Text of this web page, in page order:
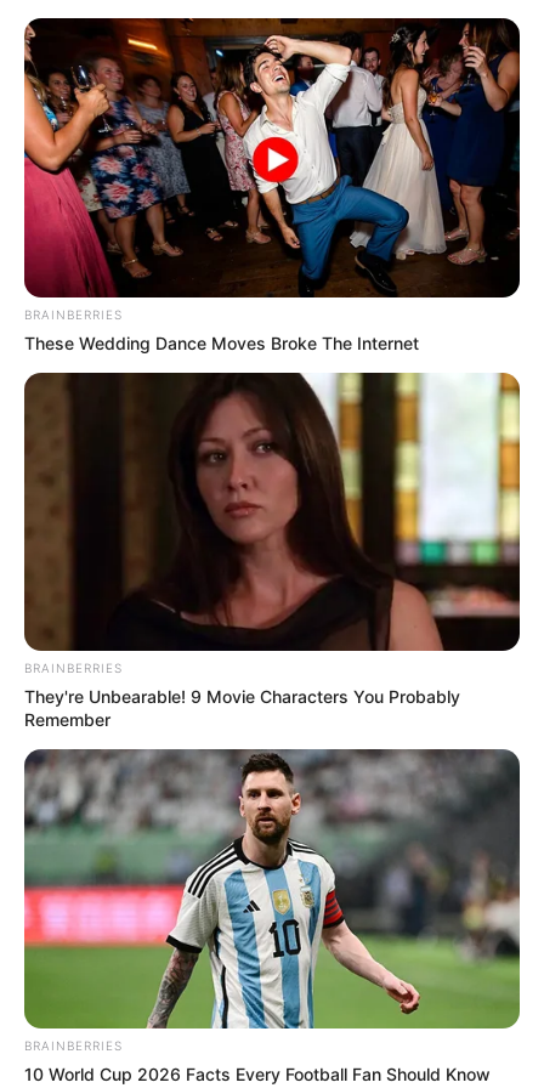
#ZEČEVI
KUĆNI LJUBIMCI
RAZLIKE IZMEĐU VLASNIKA PASA I